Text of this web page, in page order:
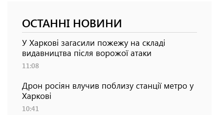
ОСТАННІ НОВИНИ
У Харкові загасили пожежу на складі
видавництва після ворожої атаки
11:08
Дрон росіян влучив поблизу станції метро у
Харкові
10:41